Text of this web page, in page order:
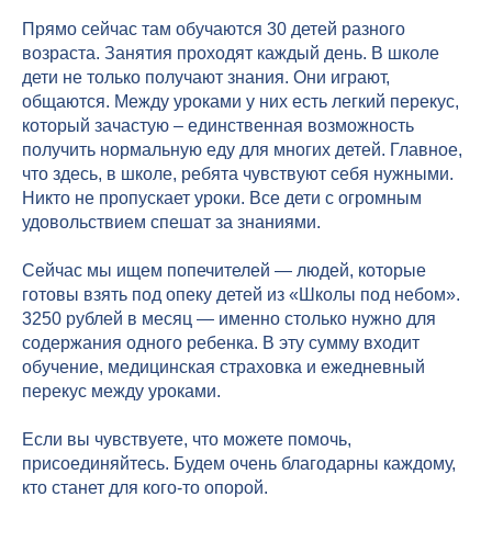
Прямо сейчас там обучаются 30 детей разного
возраста. Занятия проходят каждый день. В школе
дети не только получают знания. Они играют,
общаются. Между уроками у них есть легкий перекус,
который зачастую – единственная возможность
получить нормальную еду для многих детей. Главное,
что здесь, в школе, ребята чувствуют себя нужными.
Никто не пропускает уроки. Все дети с огромным
удовольствием спешат за знаниями.
Сейчас мы ищем попечителей — людей, которые
готовы взять под опеку детей из «Школы под небом».
3250 рублей в месяц — именно столько нужно для
содержания одного ребенка. В эту сумму входит
обучение, медицинская страховка и ежедневный
перекус между уроками.
Если вы чувствуете, что можете помочь,
присоединяйтесь. Будем очень благодарны каждому,
кто станет для кого-то опорой.